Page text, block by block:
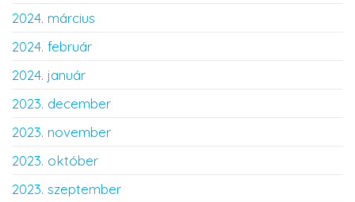
2024. március
2024. február
2024. január
2023. december
2023. november
2023. október
2023. szeptember